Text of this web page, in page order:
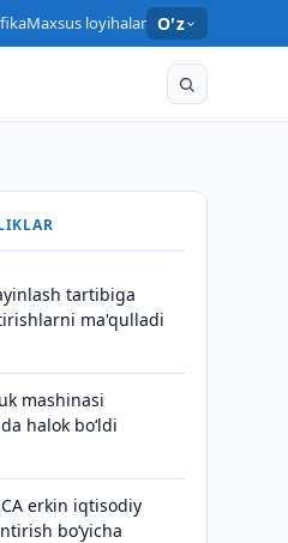
Maxsus loyihalar O'z
tartibiga
ma'qulladi
mashinasi
halok bo‘ldi
erkin iqtisodiy
boʻyicha